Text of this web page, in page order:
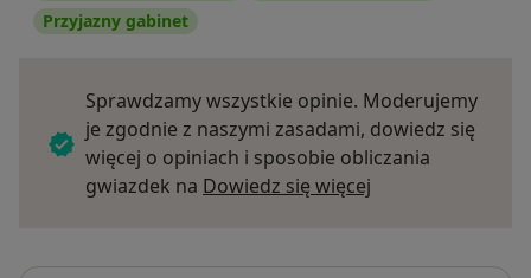
Przyjazny gabinet
Sprawdzamy wszystkie opinie. Moderujemy
je zgodnie z naszymi zasadami, dowiedz się
więcej o opiniach i sposobie obliczania
gwiazdek na Dowiedz się więcej